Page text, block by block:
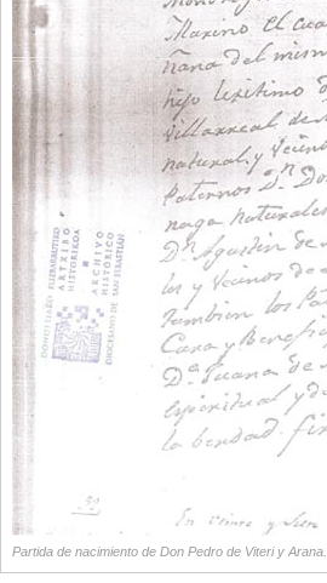
Partida de nacimiento de Don Pedro de Viteri y Arana.